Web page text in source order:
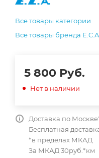
Все товары категории
Все товары бренда E.C.A.
5 800 Руб.
Нет в наличии
Доставка по
Бесплатная
*в пределах МКАД
За МКАД 30руб.*км